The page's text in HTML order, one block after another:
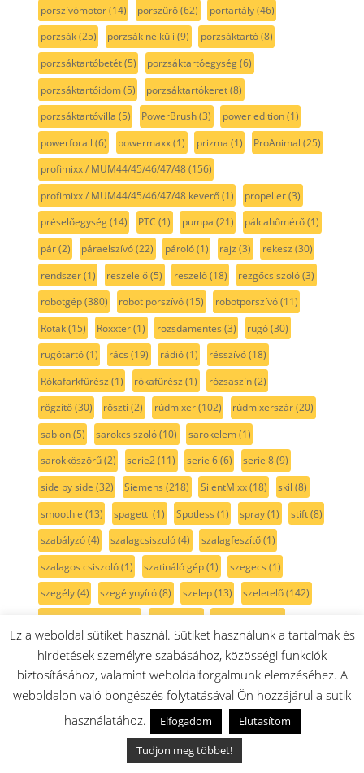
porszívómotor(14) porszűrő(62) portartály(46)
porzsák(25) porzsák nélküli (9) porzsáktartó(8)
porzsáktartóbetét(5) porzsáktartóegység(6)
porzsáktartóidom(5) porzsáktartókeret(8)
porzsáktartóvilla (5) PowerBrush(3) power edition(1)
powerforall (6) powermaxx(1) prizma (1) ProAnimal (25)
profimixx / MUM44/45/46/47/48(156)
profimixx / MUM44/45/46/47/48 keverő(1) propeller(3)
préselőegység(14) PTC (1) pumpa (21) pálcahőmérő(1)
pár(2) páraelszívó(22) pároló(1) rajz (3) rekesz (30)
rendszer(1) reszelelő(5) reszelő(18) rezgőcsiszoló(3)
robotgép(380) robot porszívó(15) robotporszívó(11)
Rotak(15) Roxxter(1) rozsdamentes (3) rugó(30)
rugótartó(1) rács (19) rádió(1) résszívó(18)
Rókafarkfűrész (1) rókafűrész (1) rózsaszín(2)
rögzítő(30) röszti (2) rúdmixer(102) rúdmixerszár(20)
sablon(5) sarokcsiszoló(10) sarokelem(1)
sarokköszörű(2) serie2(11) serie 6(6) serie 8(9)
side by side (32) Siemens (218) SilentMixx(18) skil (8)
smoothie (13) spagetti (1) Spotless (1) spray(1) stift(8)
szabályzó(4) szalagcsiszoló(4) szalagfeszítő(1)
szalagos csiszoló(1) szatináló gép(1) szegecs (1)
szegély(4) szegélynyíró(8) szelep(13) szeletelő(142)
szeletelő propeller(7) szellőző(4) szemeskávé(1)
szikra(11) szikrafej(2) szikragyűjtó(8) szikráztató(6)
szilikon(13) szilikonzsír(2) szimering(28) szitaszűrő (5)
szivattyú(29) szivattyúház(4) szán szárny(3)
szárítógépajtó(13) szárítógép szíj
Ez a weboldal sütiket használ. Sütiket használunk a tartalmak és
hirdetések személyre szabásához, közösségi funkciók
biztosításához, valamint weboldalforgalmunk elemzéséhez. A
weboldalon való böngészés folytatásával Ön hozzájárul a sütik
használatához.
Elfogadom
Elutasítom
Tudjon meg többet!